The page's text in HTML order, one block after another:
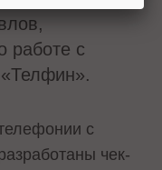
работе с
с
чек-